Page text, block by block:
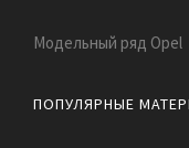
Модельный ряд Opel
ПОПУЛЯРНЫЕ